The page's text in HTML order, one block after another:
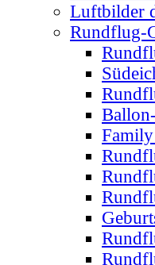
Luftbilder
Rundflug-